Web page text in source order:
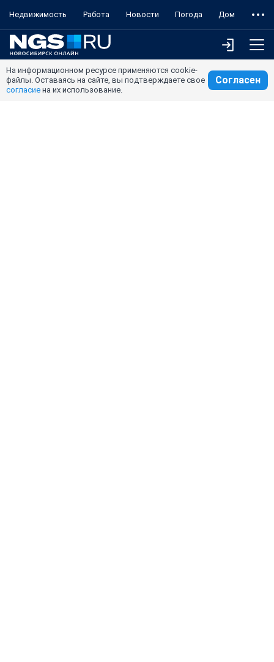
Недвижимость Работа Новости Погода Дом
На информационном ресурсе применяются cookie-
файлы. Оставаясь на сайте, вы подтверждаете свое
согласие на их использование.
Согласен